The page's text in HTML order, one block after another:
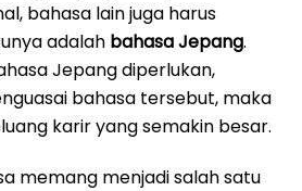
bahasa lain juga harus
adalah bahasa Jepang.
Jepang diperlukan,
bahasa tersebut, maka
karir yang semakin besar.
memang menjadi salah satu